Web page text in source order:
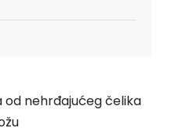
od nehrđajućeg čelika